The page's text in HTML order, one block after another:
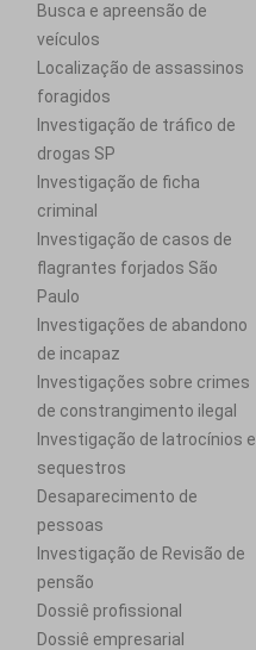
Busca e apreensão de
veículos
Localização de assassinos
foragidos
Investigação de tráfico de
drogas SP
Investigação de ficha
criminal
Investigação de casos de
flagrantes forjados São
Paulo
Investigações de abandono
de incapaz
Investigações sobre crimes
de constrangimento ilegal
Investigação de latrocínios e
sequestros
Desaparecimento de
pessoas
Investigação de Revisão de
pensão
Dossiê profissional
Dossiê empresarial